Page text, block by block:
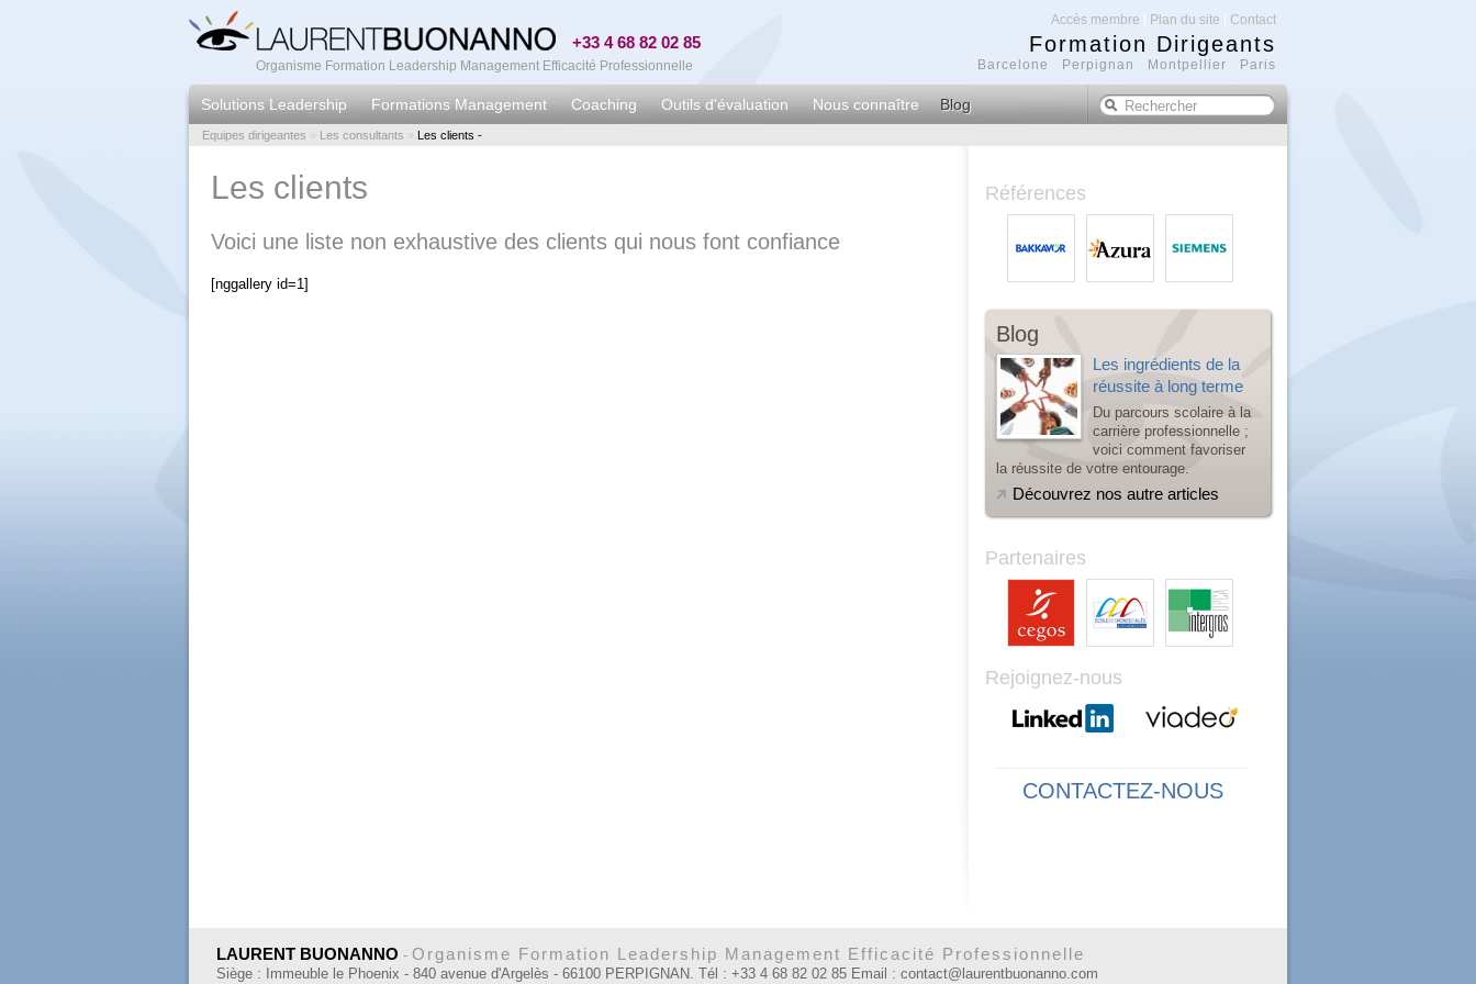
+33 4 68 82 02 85
Organisme Formation Leadership Management Efficacité Professionnelle
Accès membre Plan du site Contact
Formation Dirigeants
Barcelone Perpignan Montpellier Paris
Solutions Leadership Formations Management Coaching Outils d'évaluation Nous connaître Blog
Equipes dirigeantes » Les consultants » Les clients -
Les clients
Voici une liste non exhaustive des clients qui nous font confiance
[nggallery id=1]
Références
Blog
Les ingrédients de la
réussite à long terme
Du parcours scolaire à la
carrière professionnelle ;
voici comment favoriser
la réussite de votre entourage.
Découvrez nos autre articles
Partenaires
Rejoignez-nous
CONTACTEZ-NOUS
LAURENT BUONANNO - Organisme Formation Leadership Management Efficacité Professionnelle
Siège : Immeuble le Phoenix - 840 avenue d'Argelès - 66100 PERPIGNAN. Tél : +33 4 68 82 02 85 Email : contact@laurentbuonanno.com